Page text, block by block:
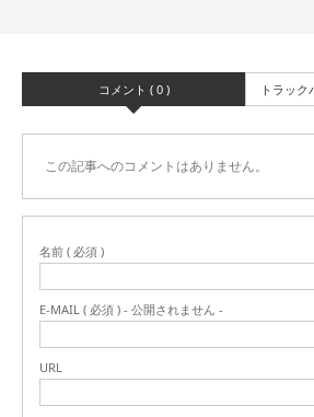
コメント ( 0 ) トラック
この記事へのコメントはありません。
名前 ( 必須 )
E-MAIL ( 必須 ) - 公開されません -
URL